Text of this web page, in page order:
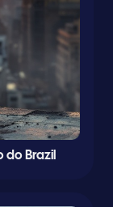
do Brazil